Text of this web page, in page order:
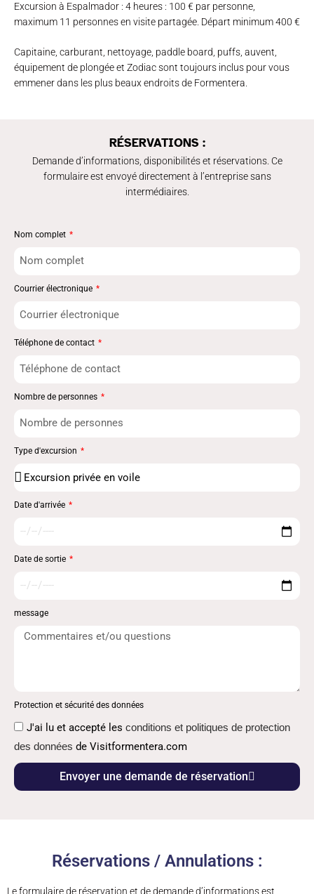
RÉSERVATIONS :
Demande d’informations, disponibilités et réservations. Ce
formulaire est envoyé directement à l’entreprise sans
intermédiaires.
Nom complet
Courrier électronique
Téléphone de contact
Nombre de personnes
Type d'excursion
Date d'arrivée
Date de sortie
message
Protection et sécurité des données
J'ai lu et accepté les conditions et politiques de protection
des données de Visitformentera.com
Envoyer une demande de réservation
Excursion à Espalmador : 4 heures : 100 € par personne,
maximum 11 personnes en visite partagée. Départ minimum 400 €
Capitaine, carburant, nettoyage, paddle board, puffs, auvent,
équipement de plongée et Zodiac sont toujours inclus pour vous
emmener dans les plus beaux endroits de Formentera.
Réservations / Annulations :
Le formulaire de réservation et de demande d’informations est